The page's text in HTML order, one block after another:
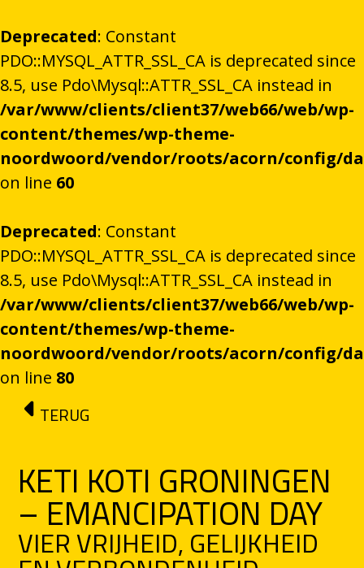
Deprecated: Constant
PDO::MYSQL_ATTR_SSL_CA is deprecated since
8.5, use Pdo\Mysql::ATTR_SSL_CA instead in
/var/www/clients/client37/web66/web/wp-
content/themes/wp-theme-
noordwoord/vendor/roots/acorn/config/
on line 60
Deprecated: Constant
PDO::MYSQL_ATTR_SSL_CA is deprecated since
8.5, use Pdo\Mysql::ATTR_SSL_CA instead in
/var/www/clients/client37/web66/web/wp-
content/themes/wp-theme-
noordwoord/vendor/roots/acorn/config/
on line 80
Ga naar de inhoud
TERUG
KETI KOTI GRONINGEN
– EMANCIPATION DAY
VIER VRIJHEID, GELIJKHEID